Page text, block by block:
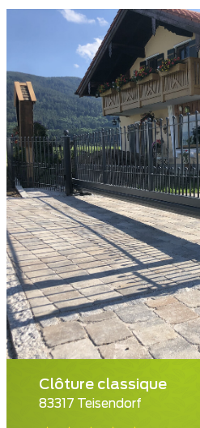
Clôture classique
83317 Teisendorf